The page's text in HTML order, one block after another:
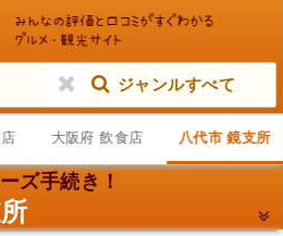
ジャンルすべて
大阪府 飲食店 八代市 鏡支所
ズ手続き！